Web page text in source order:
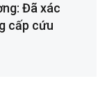
Đã xác
cấp cứu